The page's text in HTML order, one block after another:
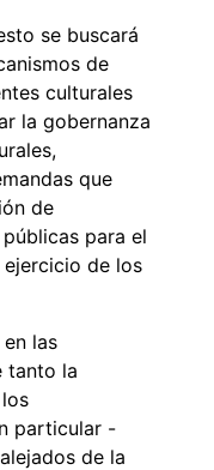
se buscará
de
culturales
la gobernanza
que
de
para el
de los
las
tanto la
particular -
de la